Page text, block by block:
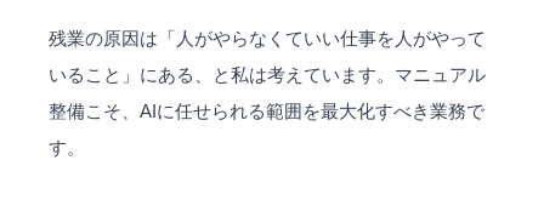
残業の原因は「人がやらなくていい仕事を人がやって
いること」にある、と私は考えています。マニュアル
整備こそ、AIに任せられる範囲を最大化すべき業務で
す。